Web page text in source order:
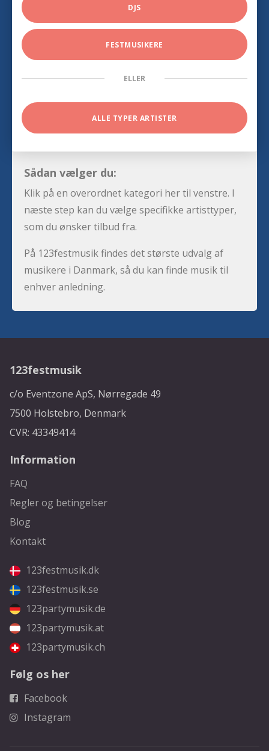
DJS
FESTMUSIKERE
ELLER
ALLE TYPER ARTISTER
Sådan vælger du:
Klik på en overordnet kategori her til venstre. I
næste step kan du vælge specifikke artisttyper,
som du ønsker tilbud fra.
På 123festmusik findes det største udvalg af
musikere i Danmark, så du kan finde musik til
enhver anledning.
123festmusik
c/o Eventzone ApS, Nørregade 49
7500 Holstebro, Denmark
CVR: 43349414
Information
FAQ
Regler og betingelser
Blog
Kontakt
123festmusik.dk
123festmusik.se
123partymusik.de
123partymusik.at
123partymusik.ch
Følg os her
Facebook
Instagram